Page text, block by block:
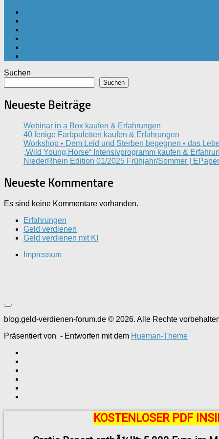
Suchen
Suchen
Neueste Beiträge
Webinar in a Box kaufen & Erfahrungen
40 fertige Farbpaletten kaufen & Erfahrungen
Workshop • Dem Leid und Sterben begegnen • das
„Wild Young Horse“ Intensivprogramm kaufen &
NiederRhein Edition 01/2025 Frühjahr/Sommer |
Neueste Kommentare
Es sind keine Kommentare vorhanden.
Erfahrungen
Geld verdienen
Geld verdienen mit KI
Impressum
blog.geld-verdienen-forum.de © 2026. Alle Rechte
Präsentiert von - Entworfen mit dem Hueman-Theme
KOSTENLOSER PDF